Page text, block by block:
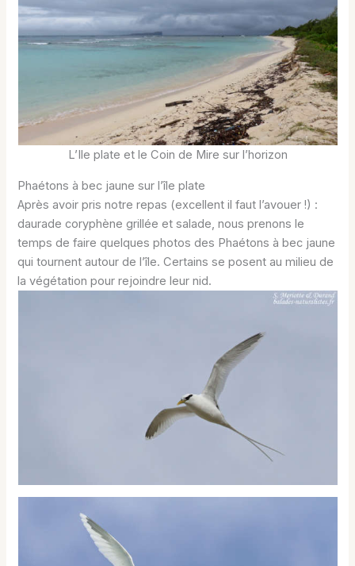
L’Ile plate et le Coin de Mire sur l’horizon
Phaétons à bec jaune sur l’île plate
Après avoir pris notre repas (excellent il faut l’avouer !) :
daurade coryphène grillée et salade, nous prenons le
temps de faire quelques photos des Phaétons à bec jaune
qui tournent autour de l’île. Certains se posent au milieu de
la végétation pour rejoindre leur nid.